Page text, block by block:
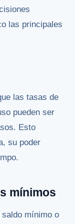
las principales
las tasas de
pueden ser
Esto
su poder
mínimos
mínimo o